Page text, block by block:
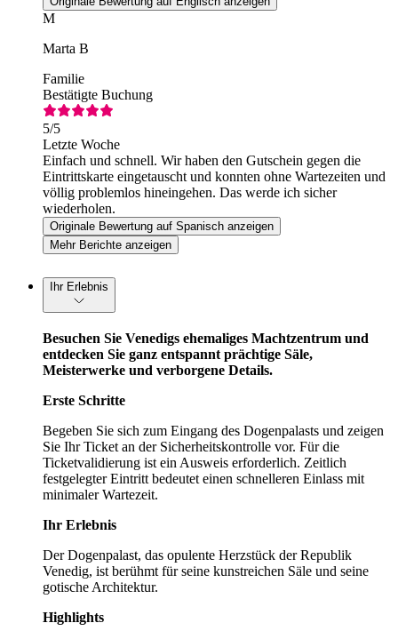
M
Marta B
Familie
Bestätigte Buchung
5/5
Letzte Woche
Einfach und schnell. Wir haben den Gutschein gegen die
Eintrittskarte eingetauscht und konnten ohne Wartezeiten und
völlig problemlos hineingehen. Das werde ich sicher
wiederholen.
Originale Bewertung auf Spanisch anzeigen
Mehr Berichte anzeigen
Ihr Erlebnis
Besuchen Sie Venedigs ehemaliges Machtzentrum und
entdecken Sie ganz entspannt prächtige Säle,
Meisterwerke und verborgene Details.
Erste Schritte
Begeben Sie sich zum Eingang des Dogenpalasts und zeigen
Sie Ihr Ticket an der Sicherheitskontrolle vor. Für die
Ticketvalidierung ist ein Ausweis erforderlich. Zeitlich
festgelegter Eintritt bedeutet einen schnelleren Einlass mit
minimaler Wartezeit.
Ihr Erlebnis
Der Dogenpalast, das opulente Herzstück der Republik
Venedig, ist berühmt für seine kunstreichen Säle und seine
gotische Architektur.
Highlights